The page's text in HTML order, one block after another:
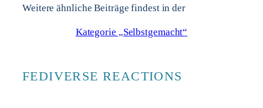
Weitere ähnliche Beiträge findest in der
Kategorie „Selbstgemacht“
FEDIVERSE REACTIONS